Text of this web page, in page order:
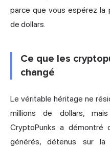
parce que vous espérez la
de dollars.
Ce que les
changé
Le véritable héritage ne
millions de dollars,
CryptoPunks a démontré
générés, détenus sur la